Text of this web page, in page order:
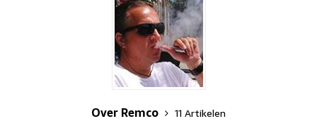
Over Remco
11 Artikelen